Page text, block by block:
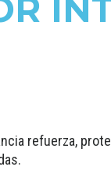
refuerza,